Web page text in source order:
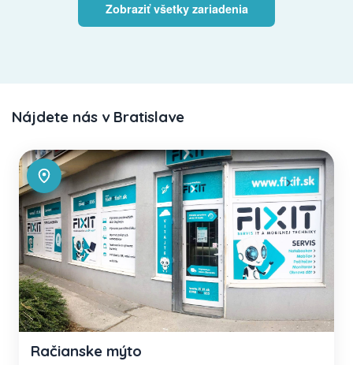
Zobraziť všetky zariadenia
Nájdete nás v Bratislave
Račianske mýto